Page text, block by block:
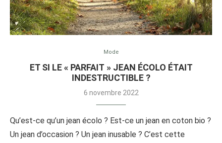
Mode
ET SI LE « PARFAIT » JEAN ÉCOLO ÉTAIT
INDESTRUCTIBLE ?
6 novembre 2022
Qu’est-ce qu’un jean écolo ? Est-ce un jean en coton bio ?
Un jean d’occasion ? Un jean inusable ? C’est cette